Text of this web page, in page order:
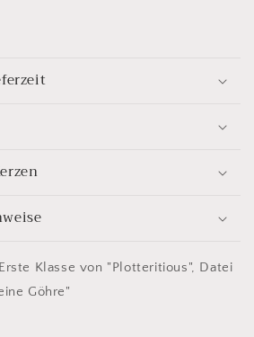
Klasse von "Plotteritious", Datei
Göhre"